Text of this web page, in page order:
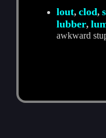
lout,clod,
lubber,
awkward